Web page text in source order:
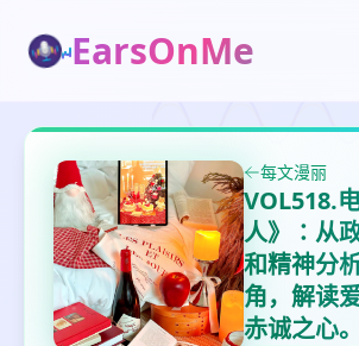
EarsOnMe
每文漫丽
VOL518.
人》∶从
和精神分
角，解读
赤诚之心。
打分
鼠标下留人
删除确认
加入播单